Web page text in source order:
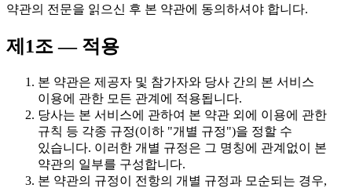
약관의 전문을 읽으신 후 본 약관에 동의하셔야 합니다.
제1조 — 적용
본 약관은 제공자 및 참가자와 당사 간의 본 서비스
이용에 관한 모든 관계에 적용됩니다.
당사는 본 서비스에 관하여 본 약관 외에 이용에 관한
규칙 등 각종 규정(이하 "개별 규정")을 정할 수
있습니다. 이러한 개별 규정은 그 명칭에 관계없이 본
약관의 일부를 구성합니다.
본 약관의 규정이 전항의 개별 규정과 모순되는 경우,